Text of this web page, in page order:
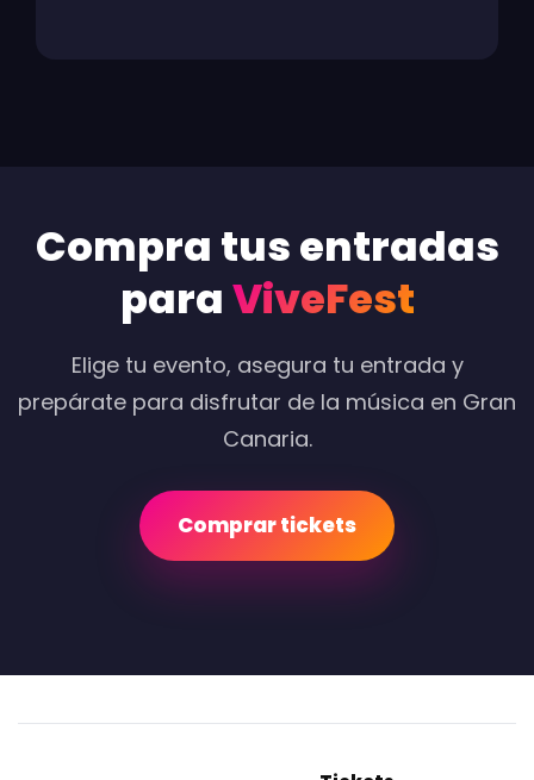
Compra tus entradas
paraViveFest
Elige tu evento, asegura tu entrada y
prepárate para disfrutar de la música en Gran
Canaria.
Comprar tickets